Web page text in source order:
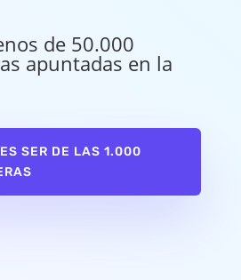
de 50.000
apuntadas en la
SER DE LAS 1.000